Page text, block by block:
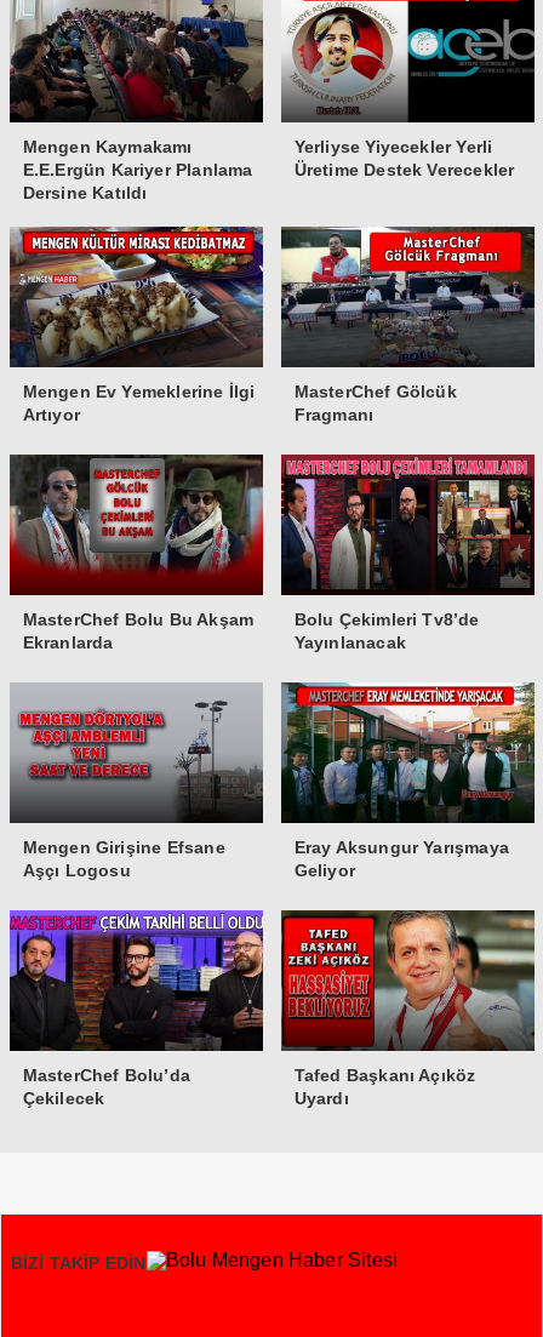
Mengen Kaymakamı
E.E.Ergün Kariyer Planlama
Dersine Katıldı
Yerliyse Yiyecekler Yerli
Üretime Destek Verecekler
Mengen Ev Yemeklerine İlgi
Artıyor
MasterChef Gölcük
Fragmanı
MasterChef Bolu Bu Akşam
Ekranlarda
Bolu Çekimleri Tv8’de
Yayınlanacak
Mengen Girişine Efsane
Aşçı Logosu
Eray Aksungur Yarışmaya
Geliyor
MasterChef Bolu’da
Çekilecek
Tafed Başkanı Açıköz
Uyardı
BİZİ TAKİP EDİN